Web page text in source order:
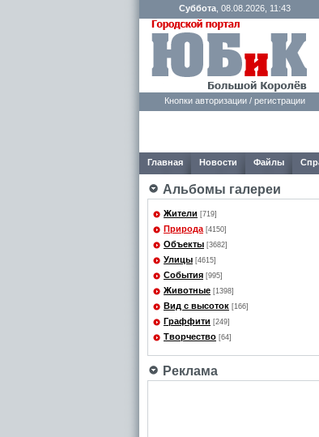
Суббота , 08.08.2026, 11:43
Кнопки авторизации / регистрации
Главная Новости Файлы
Альбомы галереи
Жители [719]
Природа [4150]
Объекты [3682]
Улицы [4615]
События [995]
Животные [1398]
Вид с высоток [166]
Граффити [249]
Творчество [64]
Реклама